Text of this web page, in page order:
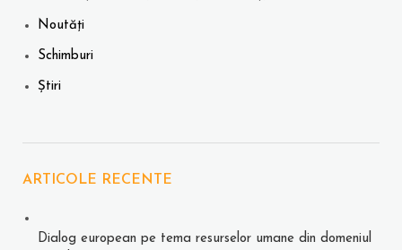
Noutăți
Schimburi
Știri
ARTICOLE RECENTE
Dialog european pe tema resurselor umane din domeniul